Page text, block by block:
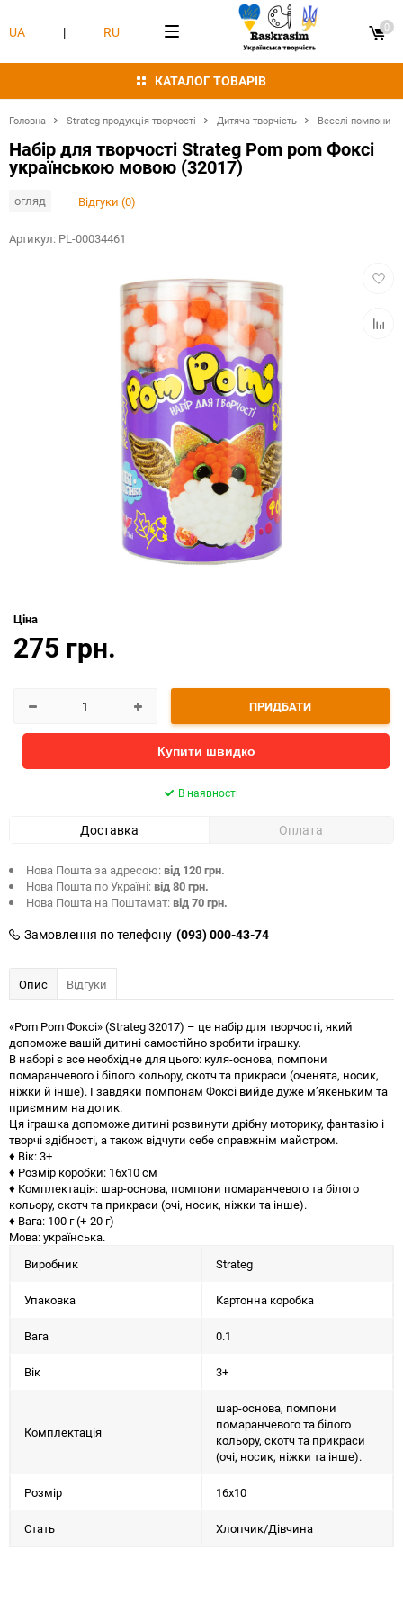
КАТАЛОГ ТОВАРІВ
UA | RU 0
Головна Strateg продукція творчості Дитяча творчість Веселі помпони
Набір для творчості Strateg Pom pom Фоксі
українською мовою (32017)
огляд Відгуки (0)
Артикул: PL-00034461
Ціна
275 грн.
ПРИДБАТИ
Купити швидко
В наявності
Доставка Оплата
Нова Пошта за адресою:від 120 грн.
Нова Пошта по Україні:від 80 грн.
Нова Пошта на Поштамат:від 70 грн.
Замовлення по телефону (093) 000-43-74
Опис Відгуки
«Pom Pom Фоксі» (Strateg 32017) – це набір для творчості, який
допоможе вашій дитині самостійно зробити іграшку.
В наборі є все необхідне для цього: куля-основа, помпони
помаранчевого і білого кольору, скотч та прикраси (оченята, носик,
ніжки й інше). І завдяки помпонам Фоксі вийде дуже м’якеньким та
приємним на дотик.
Ця іграшка допоможе дитині розвинути дрібну моторику, фантазію і
творчі здібності, а також відчути себе справжнім майстром.
♦ Вік: 3+
♦ Розмір коробки: 16х10 см
♦ Комплектація: шар-основа, помпони помаранчевого та білого
кольору, скотч та прикраси (очі, носик, ніжки та інше).
♦ Вага: 100 г (+-20 г)
Мова: українська.
Виробник
Strateg
Упаковка Картонна коробка
Вага 0.1
Вік 3+
Комплектація
шар-основа, помпони
помаранчевого та білого
кольору, скотч та прикраси
(очі, носик, ніжки та інше).
Розмір 16х10
Стать Хлопчик/Дiвчина